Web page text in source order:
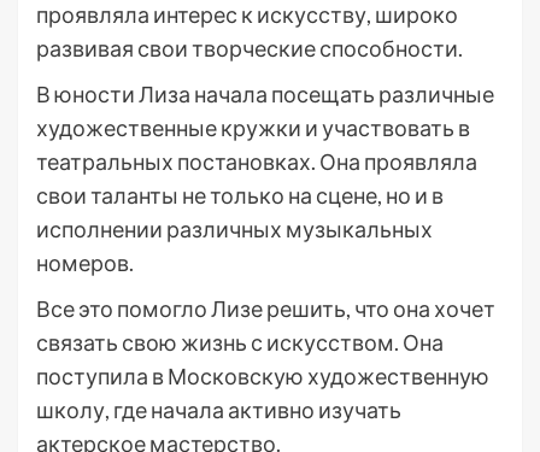
проявляла интерес к искусству, широко
развивая свои творческие способности.
В юности Лиза начала посещать различные
художественные кружки и участвовать в
театральных постановках. Она проявляла
свои таланты не только на сцене, но и в
исполнении различных музыкальных
номеров.
Все это помогло Лизе решить, что она хочет
связать свою жизнь с искусством. Она
поступила в Московскую художественную
школу, где начала активно изучать
актерское мастерство.